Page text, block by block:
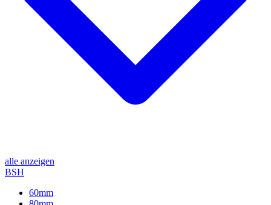
alle anzeigen
BSH
60mm